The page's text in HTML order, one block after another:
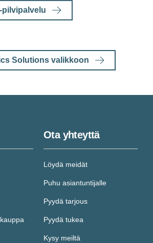
Solutions valikkoon
Ota yhteyttä
Löydä meidät
Puhu asiantuntijalle
Pyydä tarjous
Pyydä tukea
Kysy meiltä